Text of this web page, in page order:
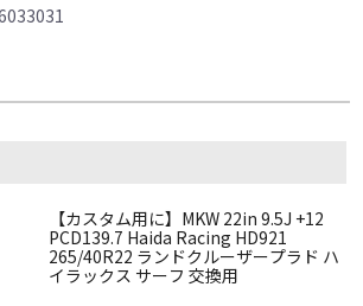
【カスタム用に】MKW 22in 9.5J +12
PCD139.7 Haida Racing HD921
265/40R22 ランドクルーザープラド ハ
イラックス サーフ 交換用